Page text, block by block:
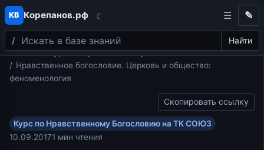
Перейти к содержимому
КВ Корепанов.рф ☾
Поиск Найти
✎
Главная
Курс по Нравственному Богословию на ТК СОЮЗ
Нравственное богословие. Церковь и общество:
феноменология
Скопировать ссылку
Курс по Нравственному Богословию на ТК СОЮЗ
10.09.20171 мин чтения